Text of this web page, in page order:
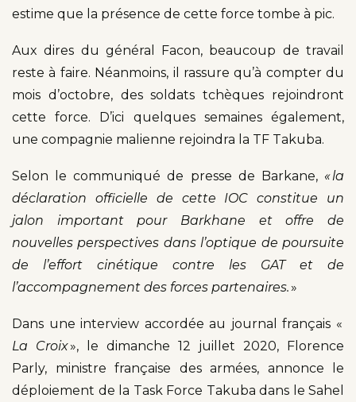
estime que la présence de cette force tombe à pic.
Aux dires du général Facon, beaucoup de travail
reste à faire. Néanmoins, il rassure qu’à compter du
mois d’octobre, des soldats tchèques rejoindront
cette force. D’ici quelques semaines également,
une compagnie malienne rejoindra la TF Takuba.
Selon le communiqué de presse de Barkane, « la
déclaration officielle de cette IOC constitue un
jalon important pour Barkhane et offre de
nouvelles perspectives dans l’optique de poursuite
de l’effort cinétique contre les GAT et de
l’accompagnement des forces partenaires.»
Dans une interview accordée au journal français «
La Croix», le dimanche 12 juillet 2020, Florence
Parly, ministre française des armées, annonce le
déploiement de la Task Force Takuba dans le Sahel